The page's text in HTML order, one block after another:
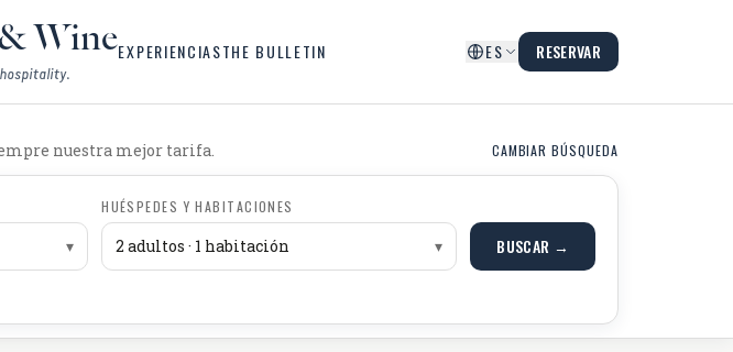
WineEXPERIENCIASTHE BULLETIN ES RESERVAR
nuestra mejor tarifa.
CAMBIAR BÚSQUEDA
▾
HUÉSPEDES Y HABITACIONES
2 adultos · 1 habitación ▾ BUSCAR →